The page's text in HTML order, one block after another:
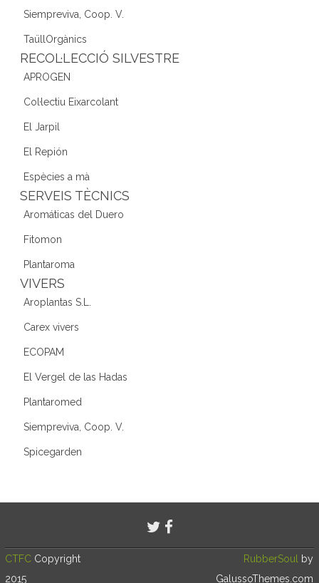
Siempreviva, Coop. V.
TaüllOrgànics
RECOL·LECCIÓ SILVESTRE
APROGEN
Col·lectiu Eixarcolant
El Jarpil
El Repión
Espècies a mà
SERVEIS TÈCNICS
Aromáticas del Duero
Fitomon
Plantaroma
VIVERS
Aroplantas S.L.
Carex vivers
ECOPAM
El Vergel de las Hadas
Plantaromed
Siempreviva, Coop. V.
Spicegarden
CTFC Copyright
2015
RubberSoul
by
GalussoThemes.com